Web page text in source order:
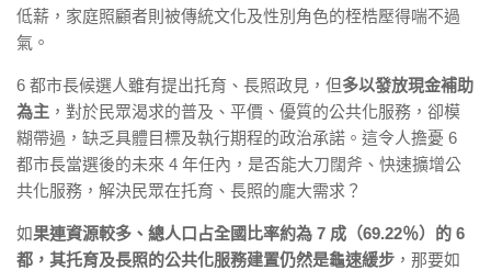
低薪，家庭照顧者則被傳統文化及性別角色的桎梏壓得喘不過
氣。
6 都市長候選人雖有提出托育、長照政見，但多以發放現金補助
為主 ，對於民眾渴求的普及、平價、優質的公共化服務，卻模
糊帶過，缺乏具體目標及執行期程的政治承諾。這令人擔憂 6
都市長當選後的未來 4 年任內，是否能大刀闊斧、快速擴增公
共化服務，解決民眾在托育、長照的龐大需求？
如果連資源較多、總人口占全國比率約為 7 成（69.22％）的 6
都，其托育及長照的公共化服務建置仍然是龜速緩步 ，那要如